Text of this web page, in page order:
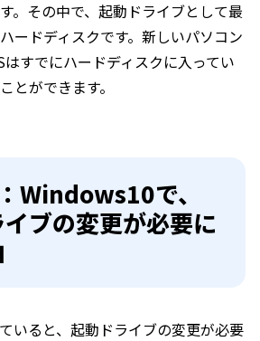
。その中で、起動ドライブとして最
ードディスクです。新しいパソコン
すでにハードディスクに入ってい
とができます。
Windows10で、
ブの変更が必要に
いると、起動ドライブの変更が必要